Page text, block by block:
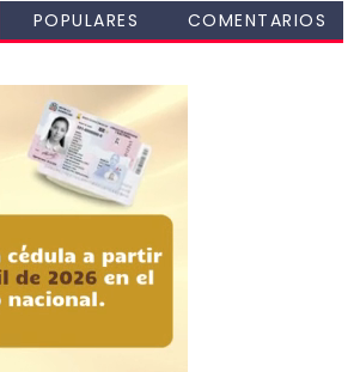
POPULARES COMENTARIOS